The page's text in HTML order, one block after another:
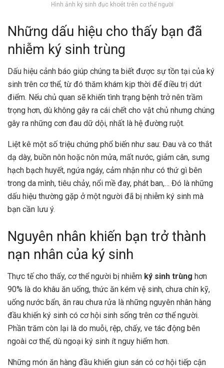
Hình ảnh ký sinh đục khoét trên cơ thể người
Những dấu hiệu cho thấy bạn đã
nhiễm ký sinh trùng
Dấu hiệu cảnh báo giúp chúng ta biết được sự tồn tại của ký
sinh trên cơ thể, từ đó thăm khám kịp thời để điều trị dứt
điểm. Nếu chủ quan sẽ khiến tình trạng bệnh trở nên trầm
trọng hơn, dù không gây ra cái chết cho vật chủ nhưng chúng
gây ra những cơn đau dữ dội, nhất là hệ đường ruột.
Liệt kê một số triệu chứng phổ biến như sau: Đau và co thắt
dạ dày, buồn nôn hoặc nôn mửa, mất nước, giảm cân, sưng
hạch bạch huyết, ngứa ngáy, cảm nhận như có thứ gì bên
trong da mình, tiêu chảy, nổi mề đay, phát ban,… Đó là những
dấu hiệu thường gặp ở một người đã bị nhiễm ký sinh mà
bạn cần lưu ý.
Nguyên nhân khiến bạn trở thành
nạn nhân của ký sinh
Thực tế cho thấy, cơ thể người bị nhiễm ký sinh trùng hơn
90% là do khâu ăn uống, thức ăn kém vệ sinh, chưa chín kỹ,
uống nước bẩn, ăn rau chưa rửa là những nguyên nhân hàng
đầu khiến ký sinh có cơ hội sinh sống trên cơ thể người.
Phần trăm còn lại là do muỗi, rệp, chấy, ve tác động bên
ngoài cơ thể, dù ngoại ký sinh ít nguy hiểm hơn.
Những món ăn hàng đầu khiến giun sán có cơ hội tiếp cận